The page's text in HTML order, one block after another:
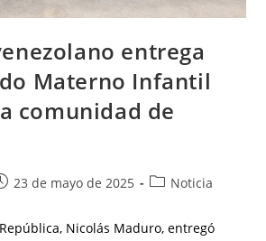
entrega
Materno Infantil
comunidad de
23 de mayo de 2025 Noticia
Nicolás Maduro, entregó